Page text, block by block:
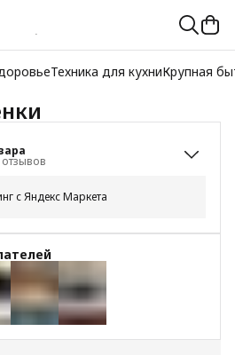
Техника для кухниКрупная
отзывов
с Яндекс Маркета
29